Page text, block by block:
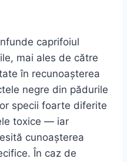
caprifoiul
mai ales de către
în recunoașterea
negre din pădurile
specii foarte diferite
toxice — iar
cunoașterea
În caz de